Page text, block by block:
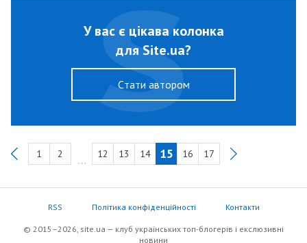
У вас є цікава колонка
для Site.ua?
Cтати автором
Previous
1 2 12 13 14 15 16 17
RSS Політика конфіденційності Контакти
© 2015–2026, site.ua — клуб українських топ-блогерів i екслюзивнi
новини